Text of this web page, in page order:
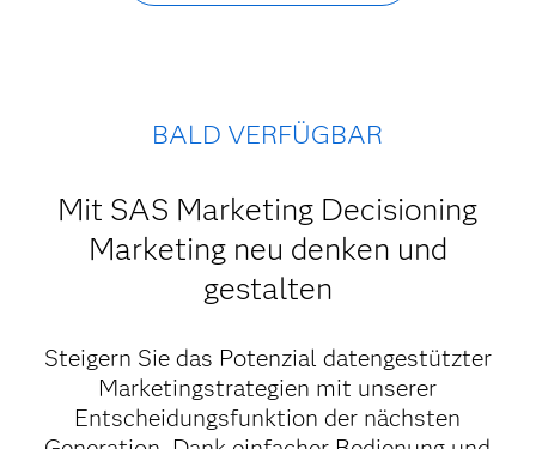
BALD VERFÜGBAR
Mit SAS Marketing Decisioning
Marketing neu denken und
gestalten
Steigern Sie das Potenzial datengestützter
Marketingstrategien mit unserer
Entscheidungsfunktion der nächsten